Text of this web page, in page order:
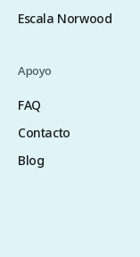
Escala Norwood
Apoyo
FAQ
Contacto
Blog